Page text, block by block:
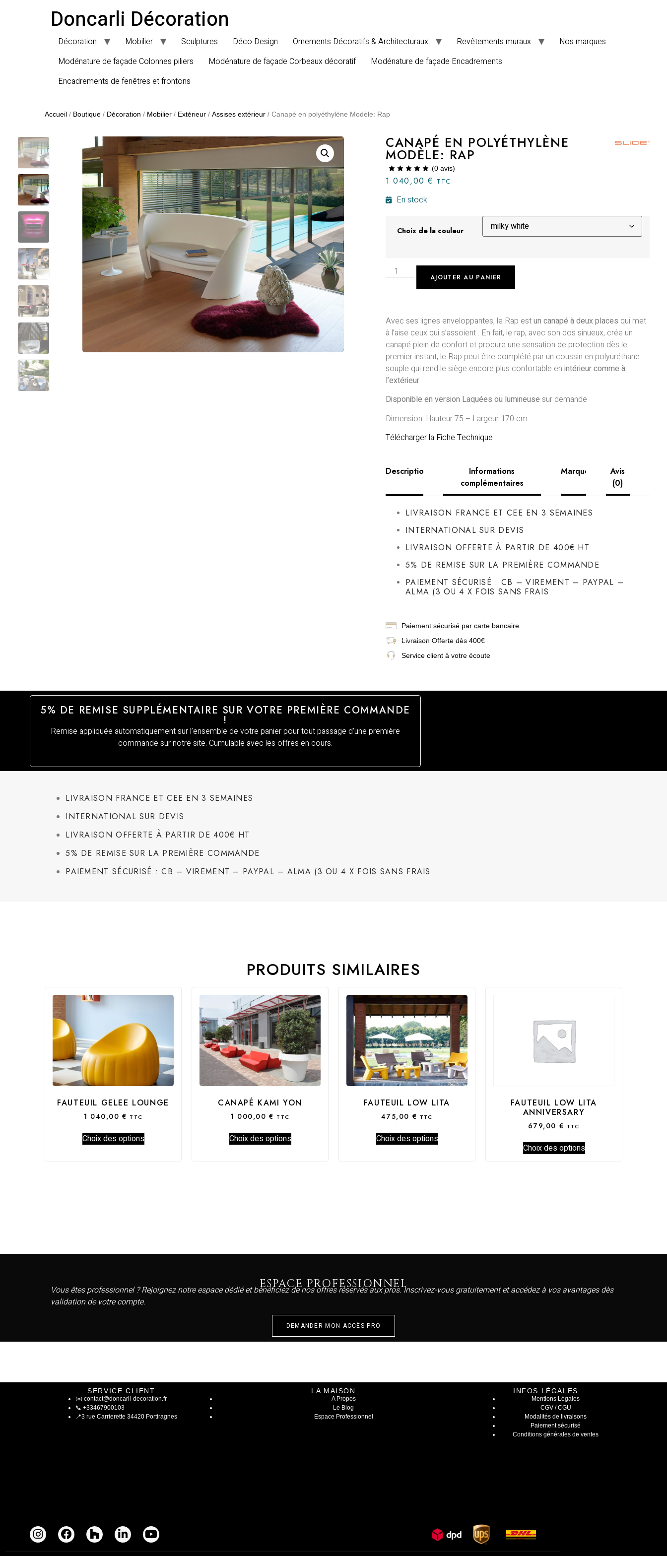
Doncarli Décoration
Décoration Mobilier Sculptures Déco Design Ornements Décoratifs & Architecturaux Revêtements muraux
Nos marques
Modénature de façade Colonnes piliers
Modénature de façade Corbeaux décoratif
Modénature de façade Encadrements
Encadrements de fenêtres et frontons
Accueil / Boutique / Décoration / Mobilier / Extérieur / Assises extérieur / Canapé en polyéthylène Modèle: Rap
CANAPÉ EN POLYÉTHYLÈNE
MODÈLE: RAP
(0avis)
1 040,00€ TTC
En stock
Choix de la couleur
AJOUTER AU PANIER
Avec ses lignes enveloppantes, le Rap estun canapé à deux places qui met
à l’aise ceux qui s’assoient . En fait, le rap, avec son dos sinueux, crée un
canapé plein de confort et procure une sensation de protection dès le
premier instant, le Rap peut être complété par un coussin en polyuréthane
souple qui rend le siège encore plus confortable en intérieur comme à
l’extérieur
Disponible en version Laquées ou lumineuse sur demande
Dimension: Hauteur 75 – Largeur 170 cm
Télécharger la Fiche Technique
Description
Informations
complémentaires
Marque
Avis
(0)
LIVRAISON FRANCE ET CEE EN 3 SEMAINES
INTERNATIONAL SUR DEVIS
LIVRAISON OFFERTE À PARTIR DE 400€ HT
5% DE REMISE SUR LA PREMIÈRE COMMANDE
PAIEMENT SÉCURISÉ : CB – VIREMENT – PAYPAL –
ALMA (3 OU 4 X FOIS SANS FRAIS
Paiement sécurisé par carte bancaire
LivraisonOfferte dès 400€
Service client à votre écoute
5% DE REMISE SUPPLÉMENTAIRE SUR VOTRE PREMIÈRE COMMANDE
!
Remise appliquée automatiquement sur l’ensemble de votre panier pour tout passage d’une première
commande sur notre site. Cumulable avec les offres en cours.
LIVRAISON FRANCE ET CEE EN 3 SEMAINES
INTERNATIONAL SUR DEVIS
LIVRAISON OFFERTE À PARTIR DE 400€ HT
5% DE REMISE SUR LA PREMIÈRE COMMANDE
PAIEMENT SÉCURISÉ : CB – VIREMENT – PAYPAL – ALMA (3 OU 4 X FOIS SANS FRAIS
PRODUITS SIMILAIRES
FAUTEUIL GELEE LOUNGE
1 040,00€ TTC
Choix des options
CANAPÉ KAMI YON
1 000,00€ TTC
Choix des options
FAUTEUIL LOW LITA
475,00 € TTC
Choix des options
FAUTEUIL LOW LITA
ANNIVERSARY
679,00 € TTC
Choix des options
ESPACE PROFESSIONNEL
Vous êtes professionnel ? Rejoignez notre espace dédié et bénéficiez de nos offres réservés aux pros. Inscrivez-vous gratuitement et accédez à vos avantages dès
validation de votre compte.
DEMANDER MON ACCÈS PRO
SERVICE CLIENT
✉️ contact@doncarli-decoration.fr
📞 +33467900103
📍3 rue Carrierette 34420 Portiragnes
LA MAISON
A Propos
Le Blog
Espace Professionnel
INFOS LÉGALES
Mentions Légales
CGV / CGU
Modalités de livraisons
Paiement sécurisé
Conditions générales de ventes